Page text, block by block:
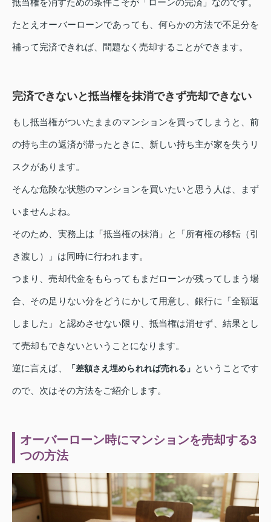
抵当権を消すための条件こそが「ローンの完済」なのです。
たとえオーバーローンであっても、何らかの方法で不足分を
補って完済できれば、問題なく売却することができます。
完済できないと抵当権を抹消できず売却できない
もし抵当権がついたままのマンションを買ってしまうと、前
の持ち主の返済が滞ったときに、新しい持ち主が家を失うリ
スクがあります。
そんな危険な状態のマンションを買いたいと思う人は、まず
いませんよね。
そのため、実務上は「抵当権の抹消」と「所有権の移転（引
き渡し）」は同時に行われます。
つまり、売却代金をもらってもまだローンが残ってしまう場
合、その足りない分をどうにかして用意し、銀行に「全額返
しました」と認めさせない限り、抵当権は消せず、結果とし
て売却もできないということになります。
逆に言えば、 「差額さえ埋められれば売れる」 ということです
ので、次はその方法をご紹介します。
オーバーローン時にマンションを売却する3
つの方法